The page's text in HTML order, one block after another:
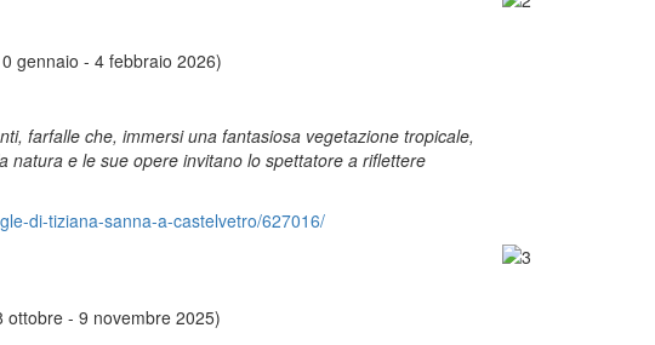
gennaio - 4 febbraio 2026)
farfalle che, immersi una fantasiosa vegetazione tropicale,
natura e le sue opere invitano lo spettatore a riflettere
di-tiziana-sanna-a-castelvetro/627016/
ottobre - 9 novembre 2025)